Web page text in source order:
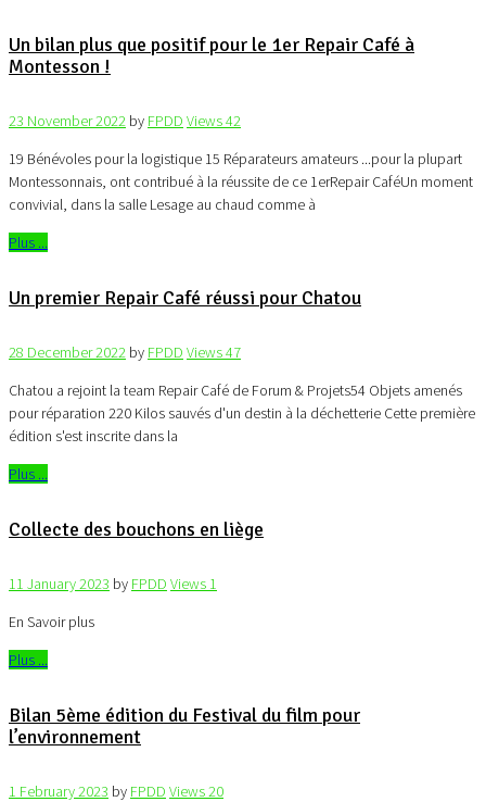
Un bilan plus que positif pour le 1er Repair Café à
Montesson !
23 November 2022 by FPDD Views42
19 Bénévoles pour la logistique 15 Réparateurs amateurs ...pour la plupart
Montessonnais, ont contribué à la réussite de ce 1erRepair CaféUn moment
convivial, dans la salle Lesage au chaud comme à
Plus ...
Un premier Repair Café réussi pour Chatou
28 December 2022 by FPDD Views47
Chatou a rejoint la team Repair Café de Forum & Projets54 Objets amenés
pour réparation 220 Kilos sauvés d'un destin à la déchetterie Cette première
édition s'est inscrite dans la
Plus ...
Collecte des bouchons en liège
11 January 2023 by FPDD Views 1
En Savoir plus
Plus ...
Bilan 5ème édition du Festival du film pour
l’environnement
1 February 2023 by FPDD Views20